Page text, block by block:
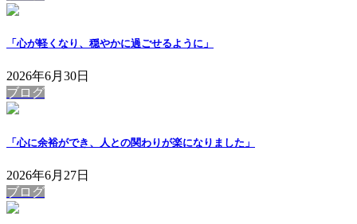
「心が軽くなり、穏やかに過ごせるように」
2026年6月30日
ブログ
「心に余裕ができ、人との関わりが楽になりました」
2026年6月27日
ブログ